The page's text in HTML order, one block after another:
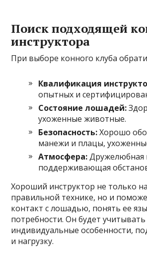
Поиск подходящей
инструктора
При выборе конного клуба
Квалификация
опытных и
Состояние лошадей:
ухоженные животные.
Безопасность:Хорошо
манежи и плацы,
Атмосфера:Дружелюбная
поддерживающая
Хороший инструктор не только
правильной технике, но и
контакт с лошадью, понять ее
потребности. Он будет
индивидуальные особенности,
и нагрузку.